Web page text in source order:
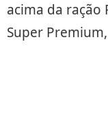
acima da ração
Super